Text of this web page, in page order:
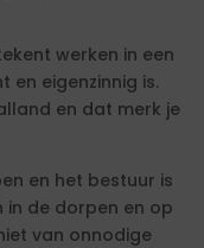
werken in een
eigenzinnig is.
en dat merk je
en het bestuur is
de dorpen en op
van onnodige